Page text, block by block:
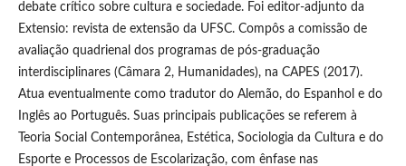
debate crítico sobre cultura e sociedade. Foi editor-adjunto da
Extensio: revista de extensão da UFSC. Compôs a comissão de
avaliação quadrienal dos programas de pós-graduação
interdisciplinares (Câmara 2, Humanidades), na CAPES (2017).
Atua eventualmente como tradutor do Alemão, do Espanhol e do
Inglês ao Português. Suas principais publicações se referem à
Teoria Social Contemporânea, Estética, Sociologia da Cultura e do
Esporte e Processos de Escolarização, com ênfase nas